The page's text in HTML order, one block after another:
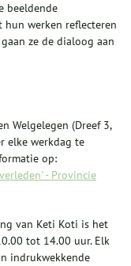
beeldende
werken reflecteren
ze de dialoog aan
Welgelegen (Dreef 3,
elke werkdag te
op:
- Provincie
van Keti Koti is het
tot 14.00 uur. Elk
indrukwekkende